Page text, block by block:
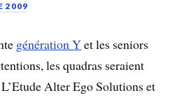
2009
génération Yet les seniors
les quadras seraient
Alter Ego Solutions et